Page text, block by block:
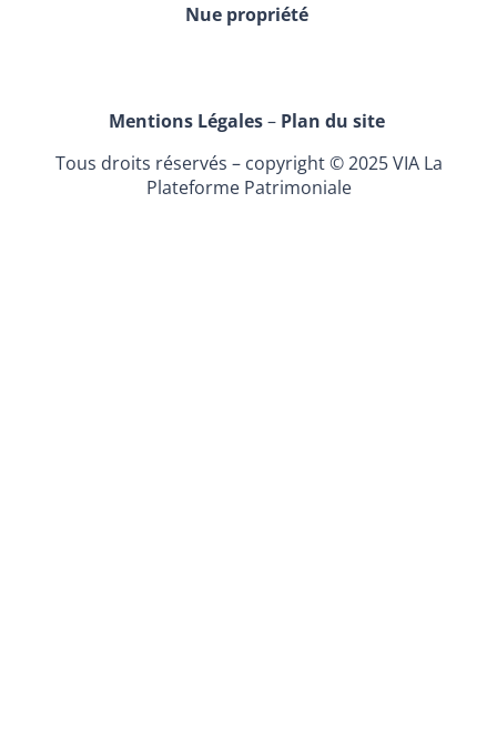
Nue propriété
Mentions Légales– Plan du site
Tous droits réservés – copyright © 2025 VIA La
Plateforme Patrimoniale